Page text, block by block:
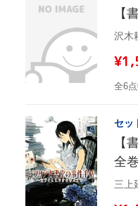
【
沢木
全6
セッ
【
全
三上